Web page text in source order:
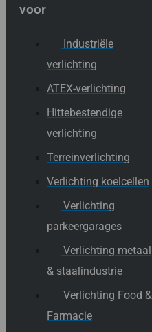
voor
Industriële
verlichting
ATEX-verlichting
Hittebestendige
verlichting
Terreinverlichting
Verlichting koelcellen
Verlichting
parkeergarages
Verlichting metaal
& staalindustrie
Verlichting Food &
Farmacie